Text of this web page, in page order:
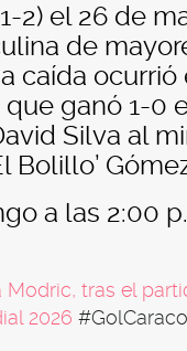
2) el 26 de
de
caída
ganó 1-0
Silva al
Bolillo’
a las 2:00
tras el
2026